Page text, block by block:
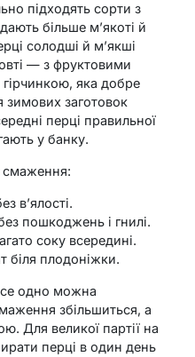
підходять сорти з
більше м’якоті й
солодші й м’якші
— з фруктовими
яка добре
зимових заготовок
перці правильної
у банку.
смаження:
в’ялості.
пошкоджень і гнилі.
соку всередині.
біля плодоніжки.
одно можна
збільшиться, а
Для великої партії на
перці в один день